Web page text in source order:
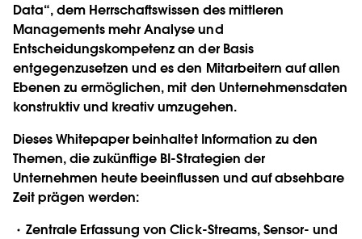
Data“, dem Herrschaftswissen des mittleren
Managements mehr Analyse und
Entscheidungskompetenz an der Basis
entgegenzusetzen und es den Mitarbeitern auf allen
Ebenen zu ermöglichen, mit den Unternehmensdaten
konstruktiv und kreativ umzugehen.
Dieses Whitepaper beinhaltet Information zu den
Themen, die zukünftige BI-Strategien der
Unternehmen heute beeinflussen und auf absehbare
Zeit prägen werden:
Zentrale Erfassung von Click-Streams, Sensor- und